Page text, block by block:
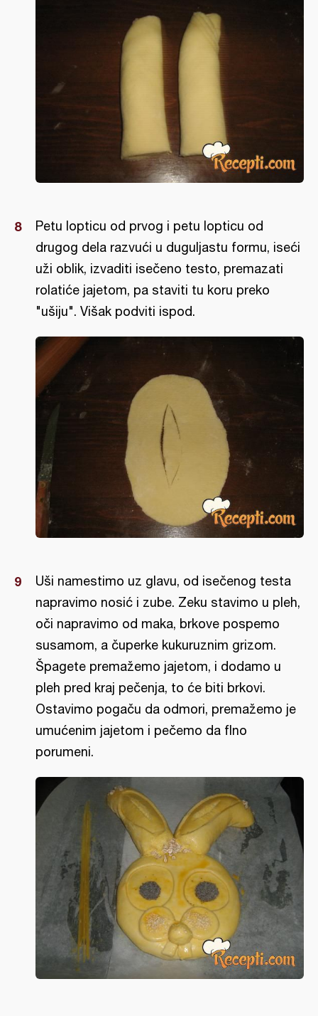
Petu lopticu od prvog i petu lopticu od
drugog dela razvući u duguljastu formu, iseći
uži oblik, izvaditi isečeno testo, premazati
rolatiće jajetom, pa staviti tu koru preko
"ušiju". Višak podviti ispod.
Uši namestimo uz glavu, od isečenog testa
napravimo nosić i zube. Zeku stavimo u pleh,
oči napravimo od maka, brkove pospemo
susamom, a čuperke kukuruznim grizom.
Špagete premažemo jajetom, i dodamo u
pleh pred kraj pečenja, to će biti brkovi.
Ostavimo pogaču da odmori, premažemo je
umućenim jajetom i pečemo da fIno
porumeni.